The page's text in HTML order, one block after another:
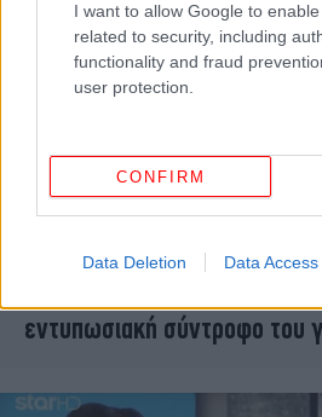
I want to allow Google to
related to security, including
functionality and fraud
user protection.
CONFIRM
Data Deletion Data Access
06/01/2025 09:35
εντυπωσιακή σύντροφο του